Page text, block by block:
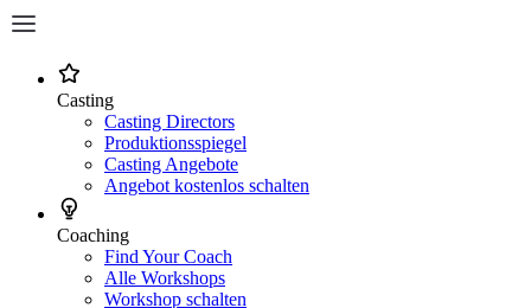
Casting
Casting Directors
Produktionsspiegel
Casting Angebote
Angebot kostenlos schalten
Coaching
Find Your Coach
Alle Workshops
Workshop schalten